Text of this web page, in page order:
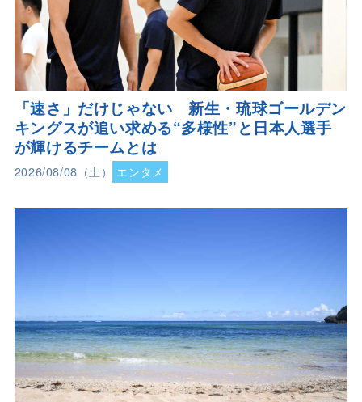
「速さ」だけじゃない 新生・琉球ゴールデン
キングスが追い求める“多様性”と日本人選手
が輝けるチームとは
2026/08/08（土） エンタメ